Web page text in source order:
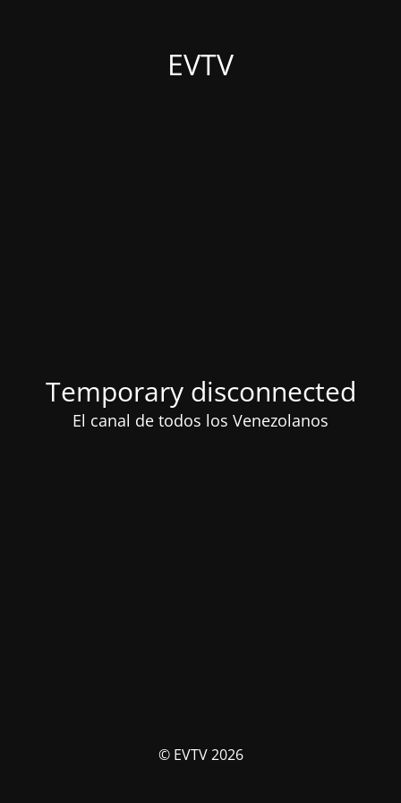
EVTV
Temporary disconnected
El canal de todos los Venezolanos
© EVTV 2026